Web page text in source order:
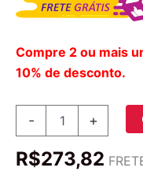
Compre 2 ou mais
10% de desconto.
-
Surebounty,
+
R$273,82